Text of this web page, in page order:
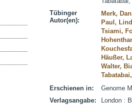
Tübinger
Autor(en):
Merk,
Paul,
Tsiami,
Häußer,
Walter,
Erschienen in:
Genome
Verlagsangabe:
London :